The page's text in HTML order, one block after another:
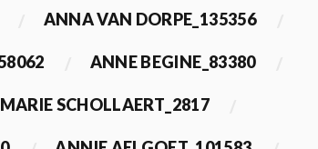
ANNA VAN DORPE_135356
ANNE BEGINE_83380
SCHOLLAERT_2817